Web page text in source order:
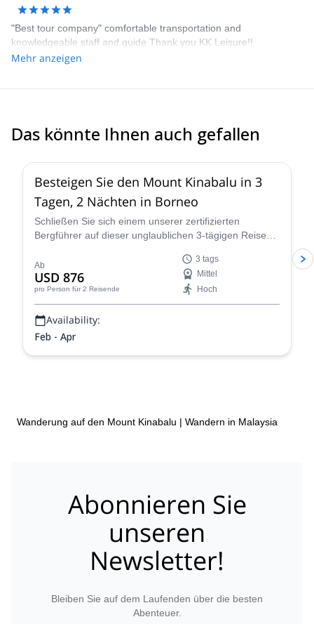
"Best tour company" comfortable transportation and
knowledgeable staff and guide Thank you KK Leisure!!
Mehr anzeigen
Das könnte Ihnen auch gefallen5.0
Besteigen Sie den Mount Kinabalu in 3
Tagen, 2 Nächten in Borneo
Schließen Sie sich einem unserer zertifizierten
Bergführer auf dieser unglaublichen 3-tägigen Reise
besteigen.
Ab
USD 876
pro Person für 2 Reisende
3 tags
Mittel
Hoch
Availability:
Feb - Apr
Wanderung auf den Mount Kinabalu | Wandern in Malaysia
Abonnieren Sie
unseren
Newsletter!
Bleiben Sie auf dem Laufenden über die besten
Abenteuer.